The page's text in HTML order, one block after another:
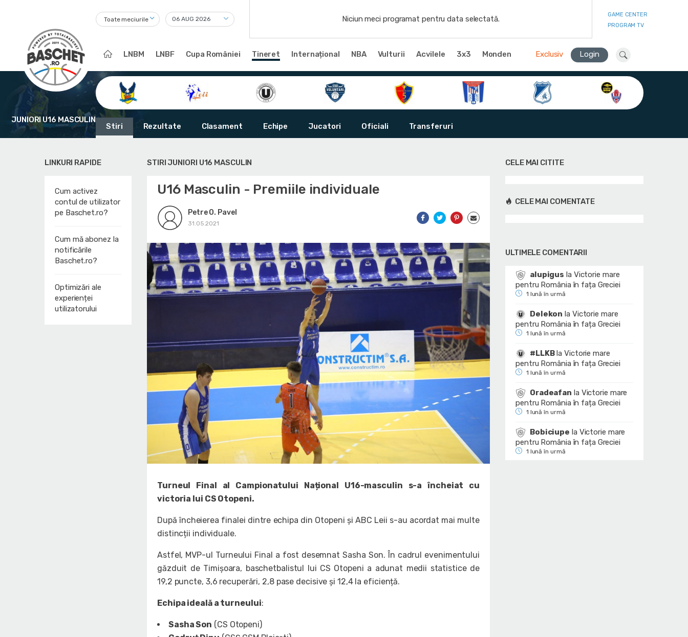
Toate meciurile Niciun meci programat pentru data selectată.
GAME CENTER
PROGRAM TV
LNBM LNBF Cupa României Tineret Internațional NBA Vulturii Acvilele 3x3 Monden Exclusiv Login
JUNIORI U16 MASCULIN
Stiri Rezultate Clasament Echipe Jucatori Oficiali Transferuri
LINKURI RAPIDE
Cum activez
contul de utilizator
pe Baschet.ro?
Cum mă abonez la
notificările
Baschet.ro?
Optimizări ale
experienței
utilizatorului
STIRI JUNIORI U16 MASCULIN
U16 Masculin - Premiile individuale
Petre O. Pavel
31.05.2021
Turneul Final al Campionatului Național U16-masculin s-a încheiat cu
victoria lui CS Otopeni.
După încheierea finalei dintre echipa din Otopeni și ABC Leii s-au acordat mai multe
distincții individuale.
Astfel, MVP-ul Turneului Final a fost desemnat Sasha Son. În cadrul evenimentului
găzduit de Timișoara, baschetbalistul lui CS Otopeni a adunat medii statistice de
19,2 puncte, 3,6 recuperări, 2,8 pase decisive și 12,4 la eficiență.
Echipa ideală a turneului:
Sasha Son (CS Otopeni)
CELE MAI CITITE
CELE MAI COMENTATE
ULTIMELE COMENTARII
alupigus la Victorie mare
pentru România în fața Greciei
1 lună în urmă
Delekon la Victorie mare
pentru România în fața Greciei
1 lună în urmă
#LLKBlaVictorie mare
pentru România în fața Greciei
1 lună în urmă
Oradeafan la Victorie mare
pentru România în fața Greciei
1 lună în urmă
Bobiciupe la Victorie mare
pentru România în fața Greciei
1 lună în urmă